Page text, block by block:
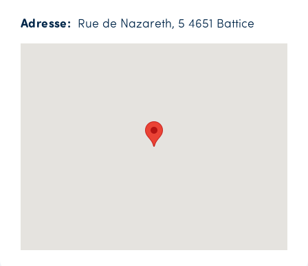
Adresse Rue de Nazareth, 5 4651 Battice